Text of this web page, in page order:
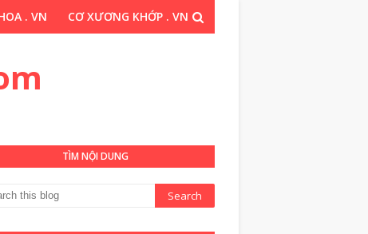
. VN CƠ XƯƠNG KHỚP . VN
TÌM NỘI DUNG